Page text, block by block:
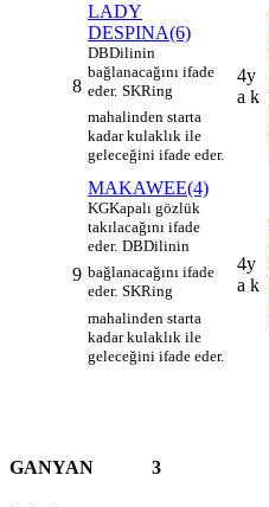
8
LADY
DESPINA(6)
DBDilinin
bağlanacağını ifade
eder. SKRing
mahalinden starta
kadar kulaklık ile
geleceğini ifade eder.
4y
a k
9
MAKAWEE(4)
KGKapalı gözlük
takılacağını ifade
eder. DBDilinin
bağlanacağını ifade
eder. SKRing
mahalinden starta
kadar kulaklık ile
geleceğini ifade eder.
4y
a k
GANYAN 3